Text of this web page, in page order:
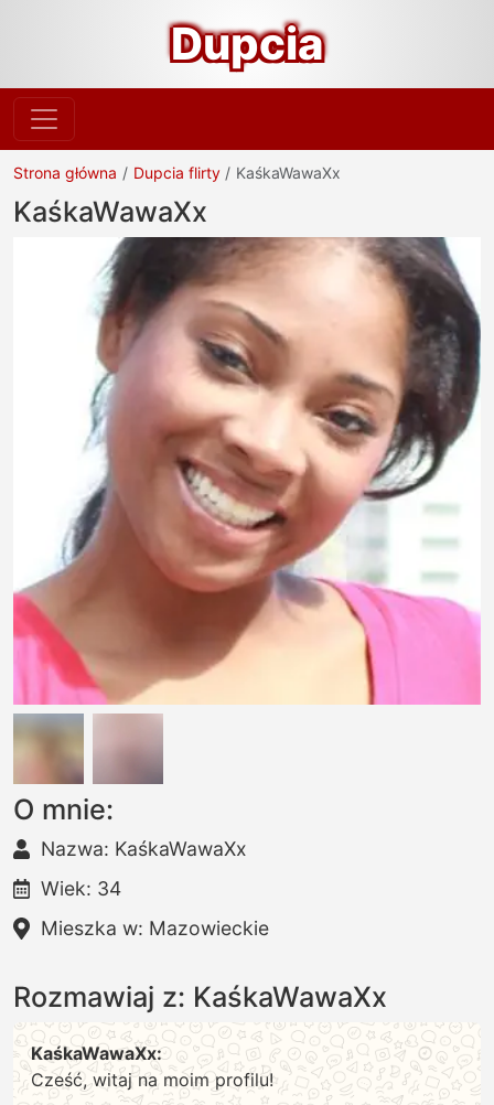
Dupcia
Strona główna Dupcia flirty KaśkaWawaXx
KaśkaWawaXx
O mnie:
Nazwa: KaśkaWawaXx
Wiek: 34
Mieszka w: Mazowieckie
Rozmawiaj z: KaśkaWawaXx
KaśkaWawaXx:
Cześć, witaj na moim profilu!